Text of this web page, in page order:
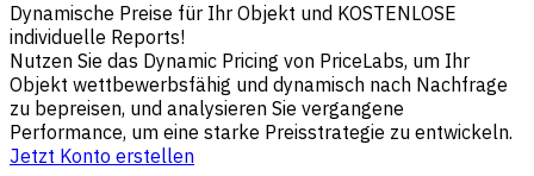
Dynamische Preise für Ihr Objekt und KOSTENLOSE
individuelle Reports!
Nutzen Sie das Dynamic Pricing von PriceLabs, um Ihr
Objekt wettbewerbsfähig und dynamisch nach Nachfrage
zu bepreisen, und analysieren Sie vergangene
Performance, um eine starke Preisstrategie zu entwickeln.
Jetzt Konto erstellen